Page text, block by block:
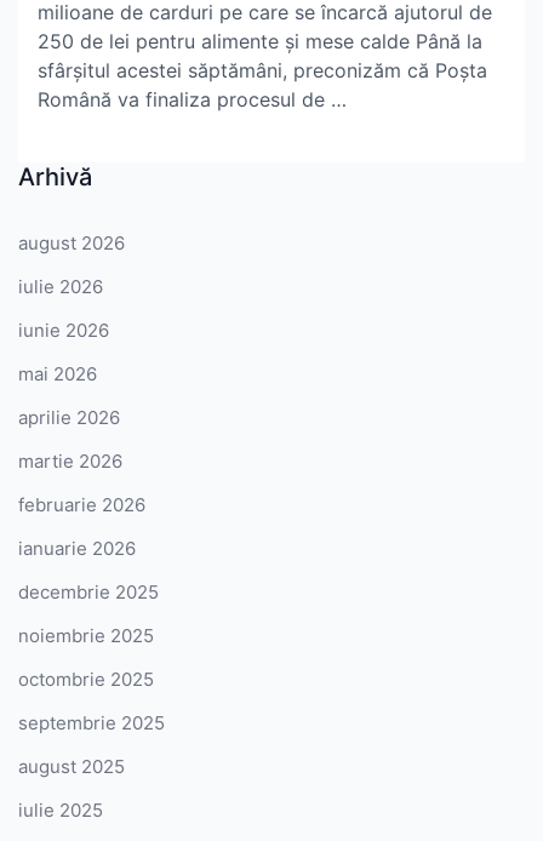
milioane de carduri pe care se încarcă ajutorul de
250 de lei pentru alimente și mese calde Până la
sfârșitul acestei săptămâni, preconizăm că Poșta
Română va finaliza procesul de …
Arhivă
august 2026
iulie 2026
iunie 2026
mai 2026
aprilie 2026
martie 2026
februarie 2026
ianuarie 2026
decembrie 2025
noiembrie 2025
octombrie 2025
septembrie 2025
august 2025
iulie 2025